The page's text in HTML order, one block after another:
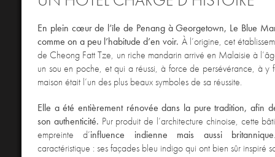
En plein cœur de l’île de Penang à Georgetown, Le Blue
comme on a peu l’habitude d’en voir. À l’origine, cet
de Cheong Fatt Tze, un riche mandarin arrivé en Malaisie à
un sou en poche, et qui a réussi, à force de persévérance, à y
maison était l’un des plus beaux symboles de sa réussite.
Elle a été entièrement rénovée dans la pure tradition, afin
son authenticité. Pur produit de l’architecture chinoise, cette
empreinte d’influence indienne mais aussi britannique
caractéristique : ses façades bleu indigo qui ont bien sûr inspiré